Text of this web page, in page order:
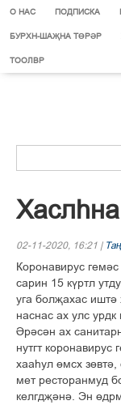
О НАС ПОДПИСКА
БУРХН-ШАҖНА ТӨРӘР
ТООЛВР
02-11-2020, 16:21 |
Коронавирус
сарин 15 кўртл
уга болљахас
наснас ах улс
Ірісін ах
нутгт
хааєул ґмсх
мет ресторанмуд
келгдљіні. Эн